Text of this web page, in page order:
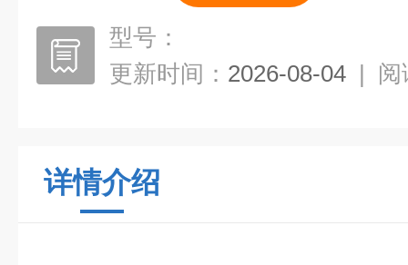
型号：
更新时间： 2026-08-04 | 阅
详情介绍